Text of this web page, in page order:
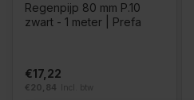
Regenpijp 80 mm P.10
zwart - 1 meter | Prefa
€17,22
€20,84 Incl. btw